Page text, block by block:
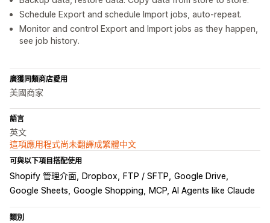
Schedule Export and schedule Import jobs, auto-repeat.
Monitor and control Export and Import jobs as they happen,
see job history.
廣獲同類商店愛用
美國商家
語言
英文
這項應用程式尚未翻譯成繁體中文
可與以下項目搭配使用
Shopify 管理介面 Dropbox FTP / SFTP Google Drive
Google Sheets Google Shopping MCP, AI Agents like Claude
類別